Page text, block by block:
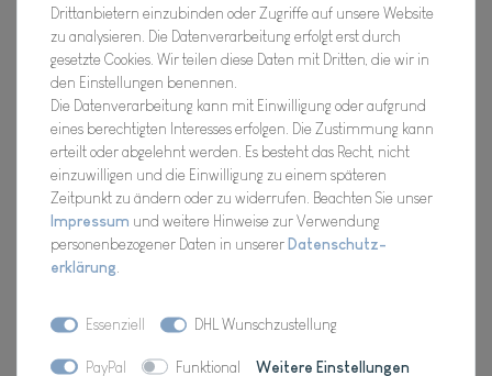
Artikel Nr.:
FFCO2669X4
9,98 EUR*
Inhalt1Stück
Verfügbarkeit: Für Dich da, Versand 2-3 Tage
Drittanbietern einzubinden oder Zugriffe auf unsere Website
zu analysieren. Die Datenverarbeitung erfolgt erst durch
gesetzte Cookies. Wir teilen diese Daten mit Dritten, die wir in
den Einstellungen benennen.
Die Datenverarbeitung kann mit Einwilligung oder aufgrund
eines berechtigten Interesses erfolgen. Die Zustimmung kann
erteilt oder abgelehnt werden. Es besteht das Recht, nicht
einzuwilligen und die Einwilligung zu einem späteren
Zeitpunkt zu ändern oder zu widerrufen. Beachten Sie unser
Impressum und weitere Hinweise zur Verwendung
personenbezogener Daten in unsererDaten­schutz­
erklärung
Essenziell DHL Wunschzustellung
PayPal Funktional Weitere Einstellungen